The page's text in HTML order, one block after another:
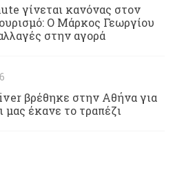
γίνεται κανόνας στον
Ο Μάρκος Γεωργίου
στην αγορά
βρέθηκε στην Αθήνα για
μας έκανε το τραπέζι